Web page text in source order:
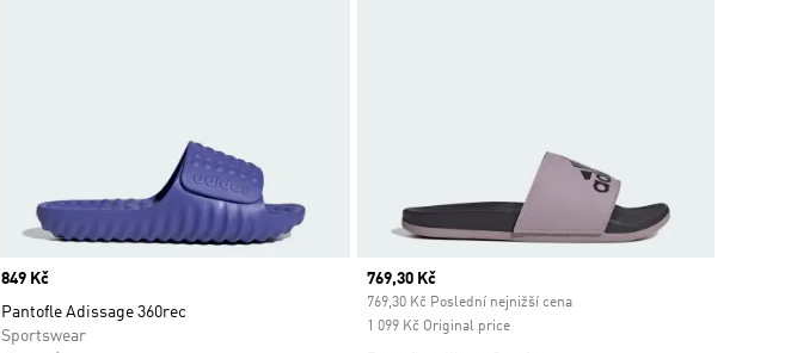
Price
849 Kč
Pantofle Adissage 360rec
Sportswear
Current price
769,30 Kč
769,30 Kč Poslední nejnižší cena
1 099 Kč Original price